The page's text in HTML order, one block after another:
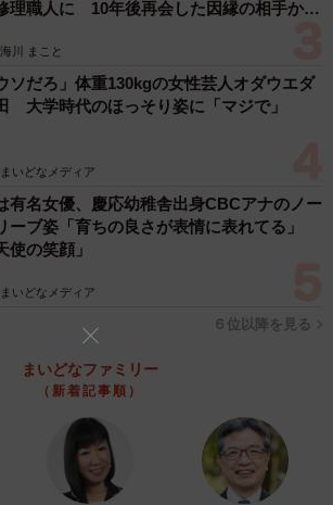
していたフライトスーツ／はじめさん
どんなものを見つけたのかという話で
。中には1000円を見つけた人もいたそ
理職人に 10年後再会した因縁の相手から
海川 まこと
ソだろ」体重130kgの女性芸人オダウエダ
大学時代のほっそり姿に「マジで」
まいどなメディア
有名女優、慶応幼稚舎出身CBCアナのノー
ーブ姿「育ちの良さが表情に表れてる」
使の笑顔」
まいどなメディア
６位以降を見る
まいどなファミリー
（新着記事順）